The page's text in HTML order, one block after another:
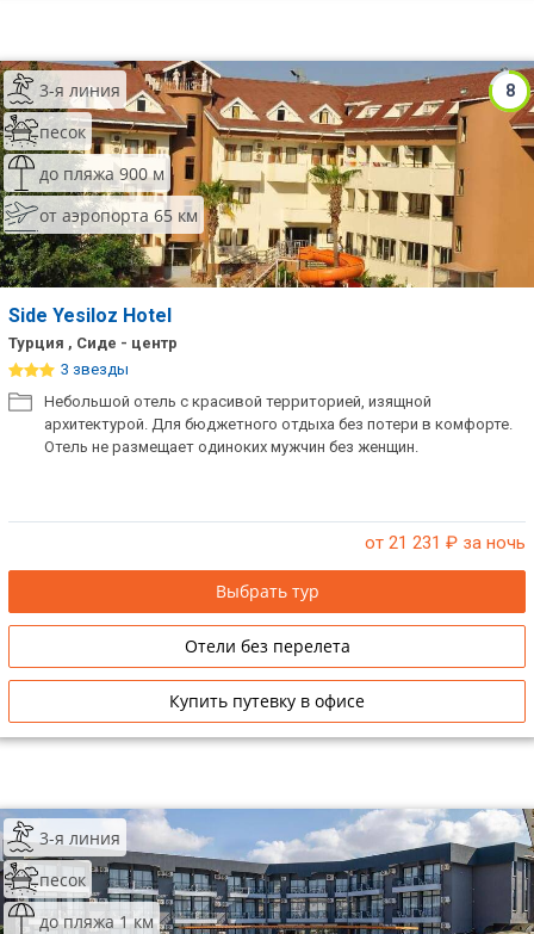
8
3-я линия
песок
до пляжа 900 м
от аэропорта 65 км
Side Yesiloz Hotel
Турция , Сиде - центр
3 звезды
Небольшой отель с красивой территорией, изящной
архитектурой. Для бюджетного отдыха без потери в комфорте.
Отель не размещает одиноких мужчин без женщин.
от 21 231 ₽ за ночь
Выбрать тур
Отели без перелета
Купить путевку в офисе
3-я линия
песок
до пляжа 1 км